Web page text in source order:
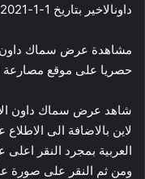
داونالاخير بتاريخ 1-1-2021 بث حي اون لاين
حصريا على موقع مصارعة
لاين بالاضافة الى
العربية بمجرد النقر
ومن ثم النقر على صورة